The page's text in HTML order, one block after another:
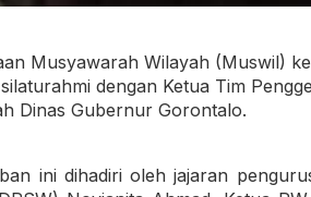
Musyawarah Wilayah (Muswil)
dengan Ketua Tim
Dinas Gubernur Gorontalo.
ini dihadiri oleh jajaran